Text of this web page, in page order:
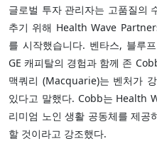
글로벌 투자 관리자는 고품질의
추기 위해 Health Wave
를 시작했습니다. 벤타스, 블루
GE 캐피탈의 경험과 함께 존
맥쿼리 (Macquarie)는 벤처가
있다고 말했다. Cobb는 Health
리미엄 노인 생활 공동체를 제공
할 것이라고 강조했다.